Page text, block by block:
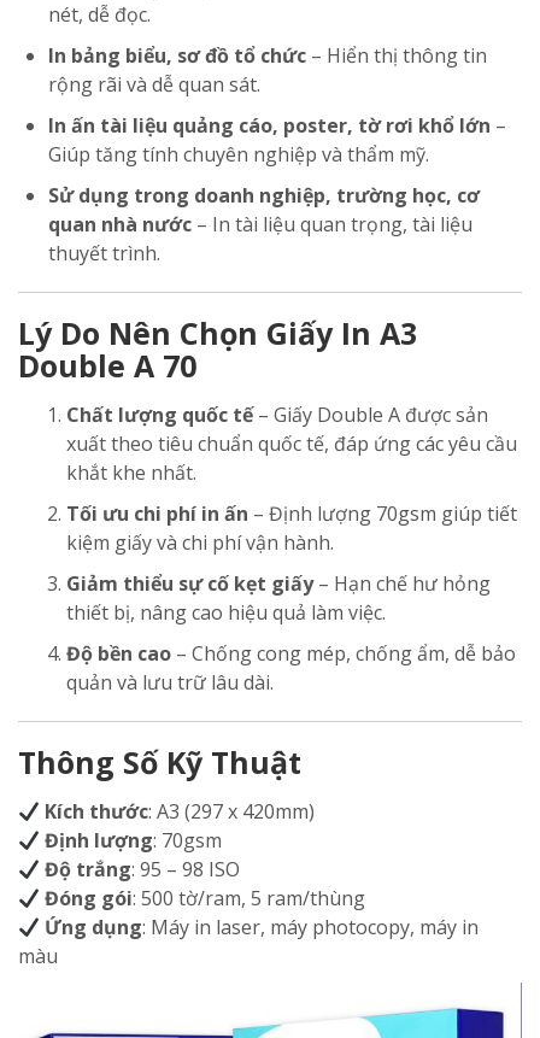
nét, dễ đọc.
In bảng biểu, sơ đồ tổ chức – Hiển thị thông tin
rộng rãi và dễ quan sát.
In ấn tài liệu quảng cáo, poster, tờ rơi khổ lớn –
Giúp tăng tính chuyên nghiệp và thẩm mỹ.
Sử dụng trong doanh nghiệp, trường học, cơ
quan nhà nước – In tài liệu quan trọng, tài liệu
thuyết trình.
Lý Do Nên Chọn Giấy In A3
Double A 70
Chất lượng quốc tế– Giấy Double A được sản
xuất theo tiêu chuẩn quốc tế, đáp ứng các yêu cầu
khắt khe nhất.
Tối ưu chi phí in ấn – Định lượng 70gsm giúp tiết
kiệm giấy và chi phí vận hành.
Giảm thiểu sự cố kẹt giấy– Hạn chế hư hỏng
thiết bị, nâng cao hiệu quả làm việc.
Độ bền cao – Chống cong mép, chống ẩm, dễ bảo
quản và lưu trữ lâu dài.
Thông Số Kỹ Thuật
Kích thước: A3 (297 x 420mm)
Định lượng: 70gsm
Độ trắng: 95 – 98 ISO
Đóng gói: 500 tờ/ram, 5 ram/thùng
Ứng dụng: Máy in laser, máy photocopy, máy in
màu